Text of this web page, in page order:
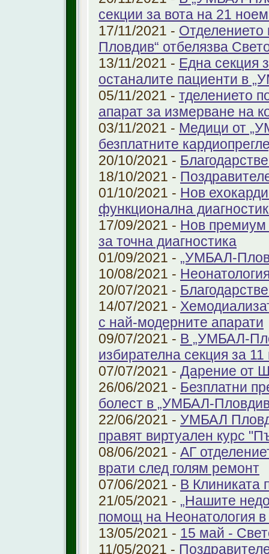
секции за вота на 21
17/11/2021 -
Пловдив“ отбелязва
13/11/2021 - Една секция
останалите пациенти в
05/11/2021 - тделението
апарат за измерване на
03/11/2021 - Медици от
безплатните
20/10/2021 -
18/10/2021 -
01/10/2021 - Нов
функционална
17/09/2021 - Нов премиум
за точна диагностика
01/09/2021 - „УМБАЛ-
10/08/2021 -
20/07/2021 -
14/07/2021 -
с най-модерните апарати
09/07/2021 - В „УМБАЛ-
избирателна секция за 11
07/07/2021 - Дарение от
26/06/2021 - Безплатни
болест в „УМБАЛ-
22/06/2021 - УМБАЛ
правят виртуален курс
08/06/2021 - АГ
врати след голям ремонт
07/06/2021 - В Клиниката
21/05/2021 - „Нашите
помощ на Неонатология
13/05/2021 - 15 май -
11/05/2021 -